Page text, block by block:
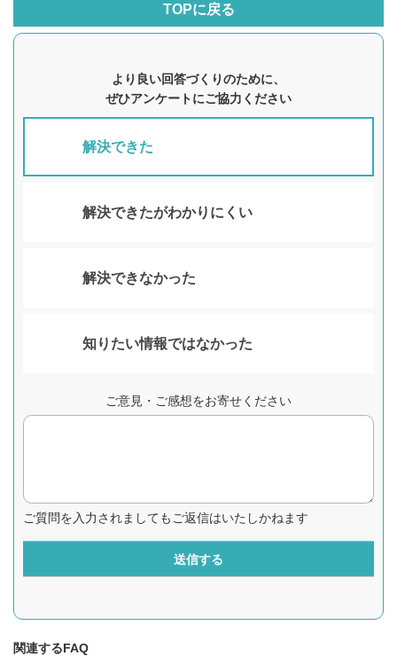
TOPに戻る
より良い回答づくりのために、
ぜひアンケートにご協力ください
解決できた
解決できたがわかりにくい
解決できなかった
知りたい情報ではなかった
ご意見・ご感想をお寄せください
ご質問を入力されましてもご返信はいたしかねます
送信する
関連するFAQ